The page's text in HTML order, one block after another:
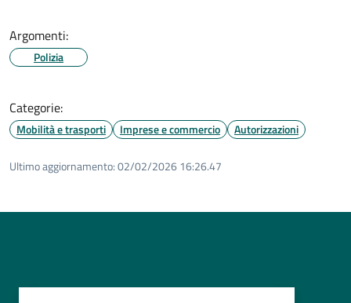
Argomenti:
Polizia
Categorie:
Mobilità e trasporti Imprese e commercio Autorizzazioni
Ultimo aggiornamento:02/02/2026 16:26.47